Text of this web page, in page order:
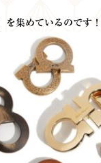
を集めているのです！